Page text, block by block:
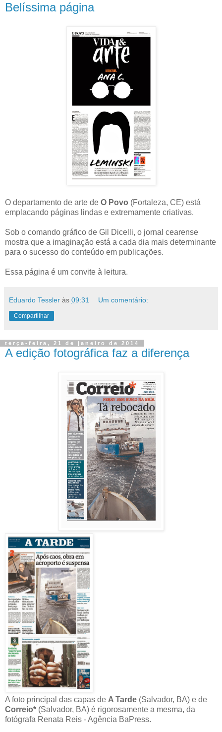
Belíssima página
O departamento de arte de O Povo (Fortaleza, CE) está
emplacando páginas lindas e extremamente criativas.
Sob o comando gráfico de Gil Dicelli, o jornal cearense
mostra que a imaginação está a cada dia mais determinante
para o sucesso do conteúdo em publicações.
Essa página é um convite à leitura.
Eduardo Tessler às 09:31 Um comentário:
Compartilhar
terça-feira, 21 de janeiro de 2014
A edição fotográfica faz a diferença
A foto principal das capas de A Tarde (Salvador, BA) e de
Correio* (Salvador, BA) é rigorosamente a mesma, da
fotógrafa Renata Reis - Agência BaPress.